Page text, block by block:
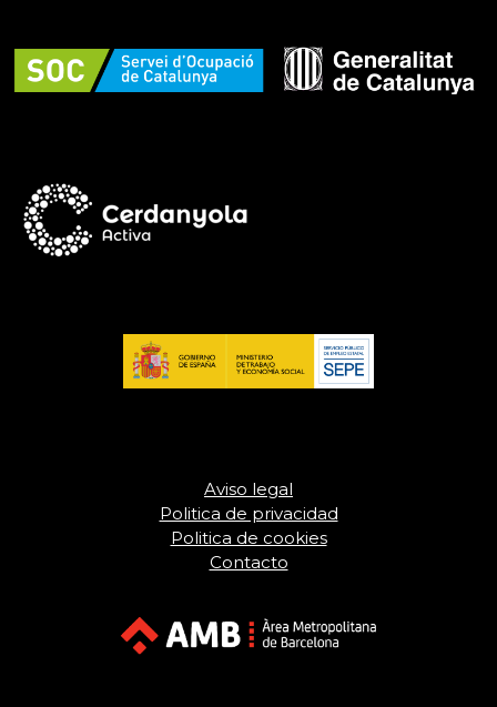
Aviso legal
Politica de privacidad
Politica de cookies
Contacto